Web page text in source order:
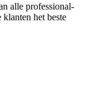
alle professional-
klanten het beste